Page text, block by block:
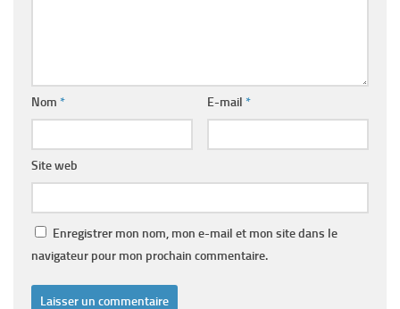
Nom * E-mail *
Site web
Enregistrer mon nom, mon e-mail et mon site dans le
navigateur pour mon prochain commentaire.